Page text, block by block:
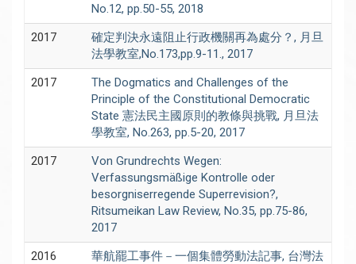
No.12, pp.50-55, 2018
2017
確定判決永遠阻止行政機關再為處分？, 月旦
法學教室,No.173,pp.9-11., 2017
2017
The Dogmatics and Challenges of the
Principle of the Constitutional Democratic
State 憲法民主國原則的教條與挑戰, 月旦法
學教室, No.263, pp.5-20, 2017
2017
Von Grundrechts Wegen:
Verfassungsmäßige Kontrolle oder
besorgniserregende Superrevision?,
Ritsumeikan Law Review, No.35, pp.75-86,
2017
2016
華航罷工事件－一個集體勞動法記事, 台灣法